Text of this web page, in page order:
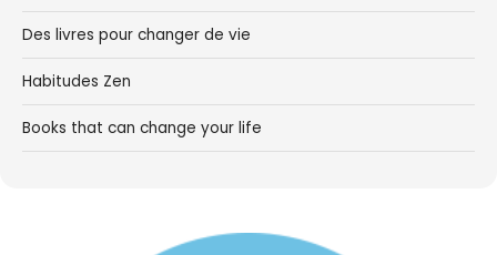
Des livres pour changer de vie
Habitudes Zen
Books that can change your life